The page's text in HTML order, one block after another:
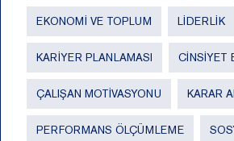
EKONOMI VE TOPLUM LIDERLIK
KARIYER PLANLAMASI CINSIYET
ÇALIŞAN MOTIVASYONU KARAR
PERFORMANS ÖLÇÜMLEME